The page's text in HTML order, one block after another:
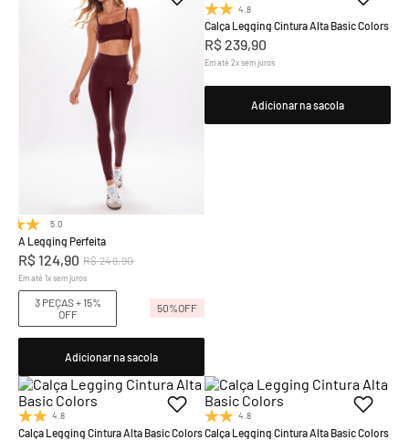
5.0
A Legging Perfeita
R$124,90 R$249,90
Em até1xsem juros
3 PEÇAS + 15%
OFF
50%OFF
Adicionar na sacola
4.8
Calça Legging Cintura Alta Basic Colors
R$239,90
Em até2xsem juros
Adicionar na sacola
4.8
Calça Legging Cintura Alta Basic Colors
4.8
Calça Legging Cintura Alta Basic Colors